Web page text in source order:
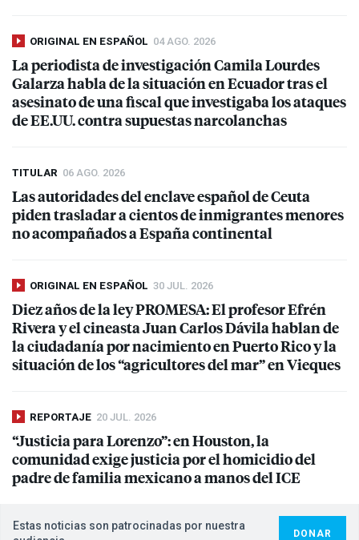
ORIGINAL EN ESPAÑOL 04 AGO. 2026
La periodista de investigación Camila Lourdes
Galarza habla de la situación en Ecuador tras el
asesinato de una fiscal que investigaba los ataques
de EE.UU. contra supuestas narcolanchas
TITULAR 06 AGO. 2026
Las autoridades del enclave español de Ceuta
piden trasladar a cientos de inmigrantes menores
no acompañados a España continental
ORIGINAL EN ESPAÑOL 30 JUL. 2026
Diez años de la leyPROMESA: El profesor Efrén
Rivera y el cineasta Juan Carlos Dávila hablan de
la ciudadanía por nacimiento en Puerto Rico y la
situación de los “agricultores del mar” en Vieques
REPORTAJE 20 JUL. 2026
“Justicia para Lorenzo”: en Houston, la
comunidad exige justicia por el homicidio del
padre de familia mexicano a manos delICE
Estas noticias son patrocinadas por nuestra
DONAR